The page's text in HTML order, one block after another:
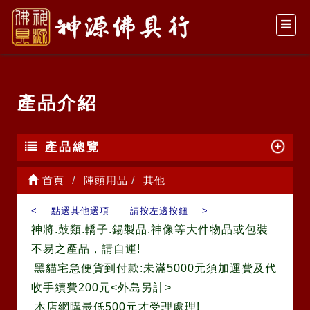
產品介紹
產品總覽
首頁 陣頭用品 其他
< 點選其他選項 請按左邊按鈕 >
神將.鼓類.轎子.錫製品.神像等大件物品或包裝
不易之產品，請自運!
黑貓宅急便貨到付款:未滿5000元須加運費及代
收手續費200元<外島另計>
本店網購最低500元才受理處理!